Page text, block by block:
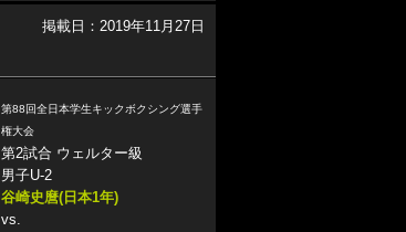
掲載日：2019年11月27日
第88回全日本学生キックボクシング選手
権大会
第2試合 ウェルター級
男子U-2
谷崎史麿(日本1年)
vs.